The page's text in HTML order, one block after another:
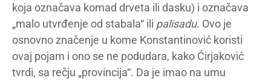
koja označava komad drveta ili dasku) i označava
„malo utvrđenje od stabala“ ili palisadu. Ovo je
osnovno značenje u kome Konstantinović koristi
ovaj pojam i ono se ne podudara, kako Ćirjaković
tvrdi, sa rečju „provincija“. Da je imao na umu